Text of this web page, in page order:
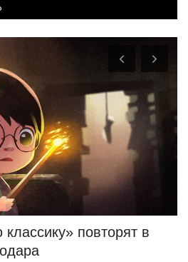
повторят в